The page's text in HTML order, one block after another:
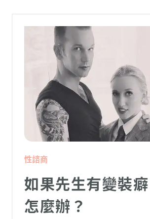
性諮商
如果先生有變裝
怎麼辦？